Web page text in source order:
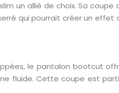
un allié de choix. Sa
qui pourrait créer un effet
le pantalon bootcut
fluide. Cette coupe est